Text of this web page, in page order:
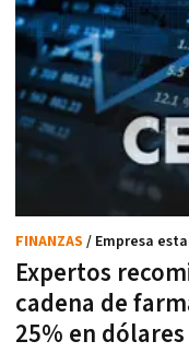
Expertos
cadena de
25% en dólares
FINANZAS / Empresa